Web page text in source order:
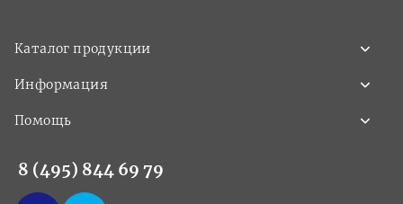
Каталог продукции
Информация
Помощь
8 (495) 844 69 79